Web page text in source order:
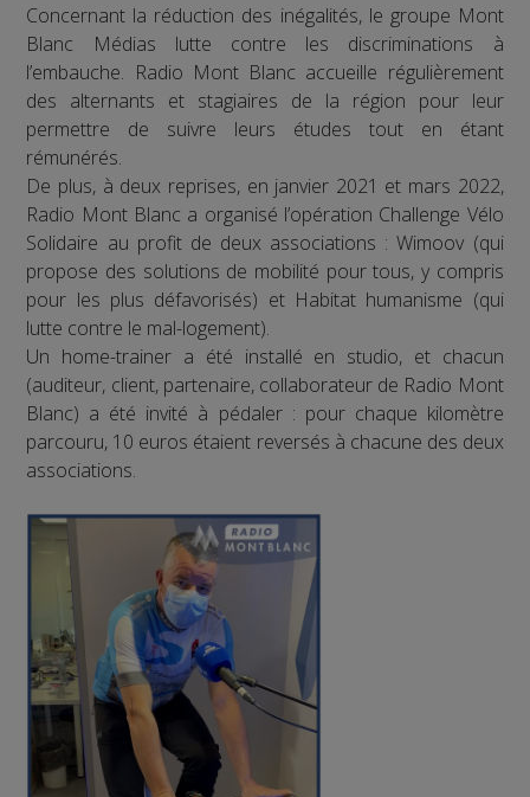
Concernant la réduction des inégalités, le groupe Mont
Blanc Médias lutte contre les discriminations à
l’embauche. Radio Mont Blanc accueille régulièrement
des alternants et stagiaires de la région pour leur
permettre de suivre leurs études tout en étant
rémunérés.
De plus, à deux reprises, en janvier 2021 et mars 2022,
Radio Mont Blanc a organisé l’opération Challenge Vélo
Solidaire au profit de deux associations : Wimoov (qui
propose des solutions de mobilité pour tous, y compris
pour les plus défavorisés) et Habitat humanisme (qui
lutte contre le mal-logement).
Un home-trainer a été installé en studio, et chacun
(auditeur, client, partenaire, collaborateur de Radio Mont
Blanc) a été invité à pédaler : pour chaque kilomètre
parcouru, 10 euros étaient reversés à chacune des deux
associations.